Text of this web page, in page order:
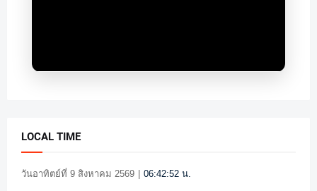
LOCAL TIME
วันอาทิตย์ที่ 9 สิงหาคม 2569 | 06:42:53 น.